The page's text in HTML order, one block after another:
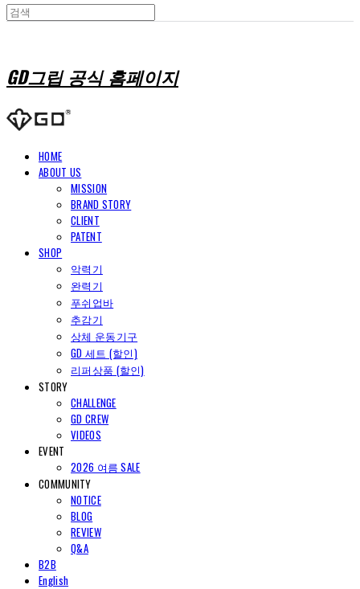
GD그립 공식 홈페이지
HOME
ABOUT US
MISSION
BRAND STORY
CLIENT
PATENT
SHOP
악력기
완력기
푸쉬업바
추감기
상체 운동기구
GD 세트 (할인)
리퍼상품 (할인)
STORY
CHALLENGE
GD CREW
VIDEOS
EVENT
2026 여름 SALE
COMMUNITY
NOTICE
BLOG
REVIEW
Q&A
B2B
English